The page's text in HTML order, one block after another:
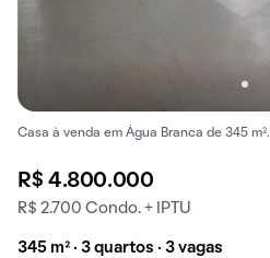
Casa à venda em Água Branca de 345 m².
R$ 4.800.000
R$ 2.700 Condo. + IPTU
345 m² · 3 quartos · 3 vagas